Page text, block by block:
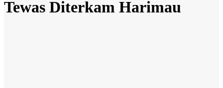
Tewas Diterkam Harimau